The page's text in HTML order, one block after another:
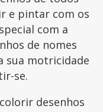
e pintar com os
com a
de nomes
sua motricidade
se.
desenhos